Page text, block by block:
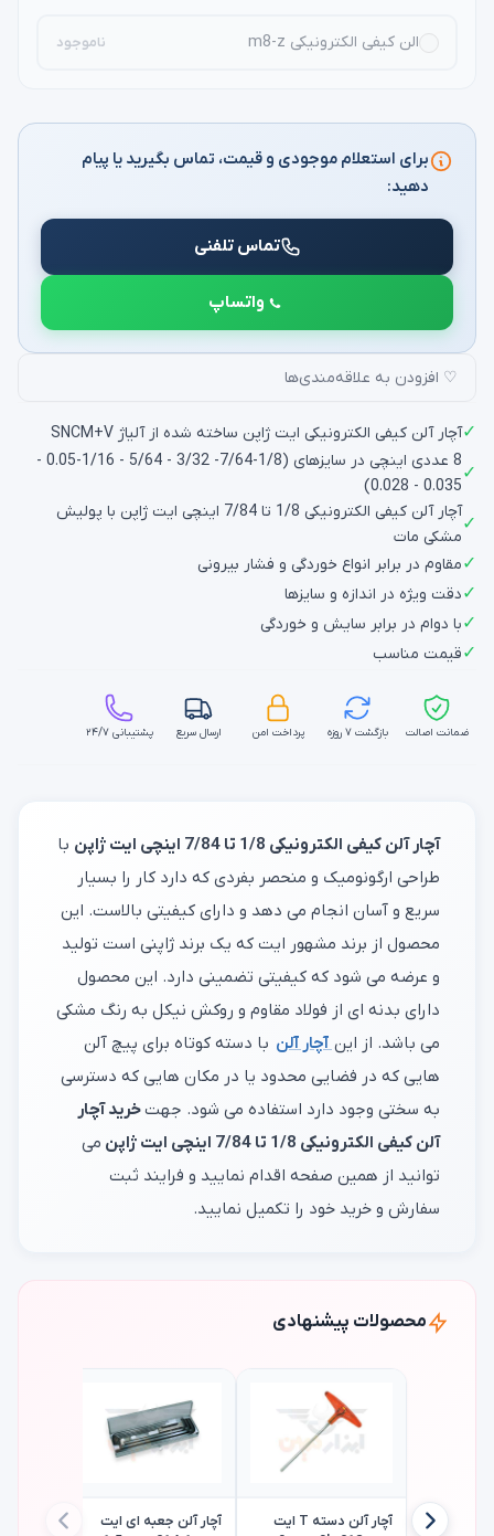
الن کیفی الکترونیکی m8-z ناموجود
برای استعلام موجودی و قیمت، تماس بگیرید یا پیام
دهید:
تماس تلفنی
واتساپ
♡ افزودن به علاقه‌مندی‌ها
✓آچار آلن کیفی الکترونیکی ایت ژاپن ساخته شده از آلیاژ SNCM+V
✓
8 عددی اینچی در سایزهای (1/8-7/64- 3/32 - 5/64 - 1/16-0.05 -
0.035 - 0.028)
✓
آچار آلن کیفی الکترونیکی 1/8 تا 7/84 اینچی ایت ژاپن با پولیش
مشکی مات
✓مقاوم در برابر انواع خوردگی و فشار بیرونی
✓دقت ویژه در اندازه و سایزها
✓با دوام در برابر سایش و خوردگی
✓قیمت مناسب
ضمانت اصالت بازگشت ۷ روزه پرداخت امن ارسال سریع پشتیبانی ۲۴/۷
آچار آلن کیفی الکترونیکی 1/8 تا 7/84 اینچی ایت ژاپن
با
طراحی ارگونومیک و منحصر بفردی که دارد کار را بسیار
سریع و آسان انجام می دهد و دارای کیفیتی بالاست. این
محصول از برند مشهور ایت که یک برند ژاپنی است تولید
و عرضه می شود که کیفیتی تضمینی دارد. این محصول
دارای بدنه ای از فولاد مقاوم و روکش نیکل به رنگ مشکی
می باشد. از اینآچار آلن با دسته کوتاه برای پیچ آلن
هایی که در فضایی محدود یا در مکان هایی که دسترسی
به سختی وجود دارد استفاده می شود. جهتخرید آچار
آلن کیفی الکترونیکی 1/8 تا 7/84 اینچی ایت ژاپن
می
توانید از همین صفحه اقدام نمایید و فرایند ثبت
سفارش و خرید خود را تکمیل نمایید.
محصولات پیشنهادی
آچار آلن دسته T ایت
آچار آلن جعبه ای ایت